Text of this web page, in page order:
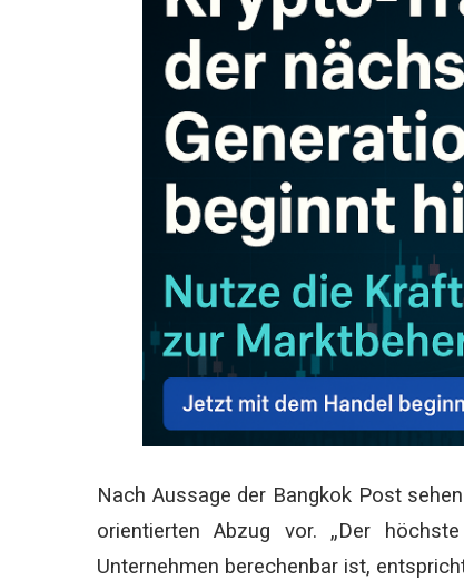
Nach Aussage der Bangkok Post
orientierten Abzug vor. „Der
Unternehmen berechenbar ist,